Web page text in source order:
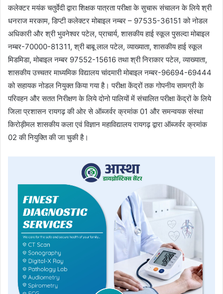
कलेक्टर मयंक चतुर्वेदी द्वारा शिक्षक पात्रता परीक्षा के सुचारू संचालन के लिये श्री
धनराज मरकाम, डिप्टी कलेक्टर मोबाइल नम्बर – 97535-36151 को नोडल
अधिकारी और श्री भुवनेश्वर पटेल, प्राचार्य, शासकीय हाई स्कूल पुसल्दा मोबाइल
नम्बर-70000-81311, श्री बाबू लाल पटेल, व्याख्याता, शासकीय हाई स्कूल
मिडमिडा, मोबाइल नम्बर 97552-15616 तथा श्री निराकार पटेल, व्याख्याता,
शासकीय उच्चतर माध्यमिक विद्यालय चांदमारी मोबाइल नम्बर-96694-69444
को सहायक नोडल नियुक्त किया गया है। परीक्षा केंद्रों तक गोपनीय सामग्री के
परिवहन और सतत निरीक्षण के लिये दोनो पालियों में संचालित परीक्षा केंद्रों के लिये
जिला प्रशासन रायगढ़ की ओर से ऑब्जर्वर क्रमांक 01 और समन्वयक संस्था
किरोड़ीमल शासकीय कला एवं विज्ञान महाविद्यालय रायगढ़ द्वारा ऑब्जर्वर क्रमांक
02 की नियुक्ति की जा चुकी है।